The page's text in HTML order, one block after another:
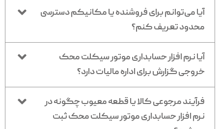
آیا می‌توانم برای فروشنده یا مکانیکم دسترسی
محدود تعریف کنم؟
آیا نرم افزار حسابداری موتور سیکلت محک
خروجی گزارش برای اداره مالیات دارد؟
فرآیند مرجوعی کالا یا قطعه معیوب چگونه در
نرم افزار حسابداری موتور سیکلت محک ثبت